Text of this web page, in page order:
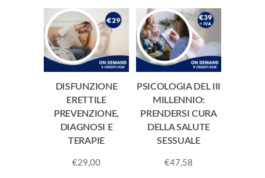
DISFUNZIONE
ERETTILE
PREVENZIONE,
DIAGNOSI E
TERAPIE
€29,00
PSICOLOGIA DEL III
MILLENNIO:
PRENDERSI CURA
DELLA SALUTE
SESSUALE
€47,58